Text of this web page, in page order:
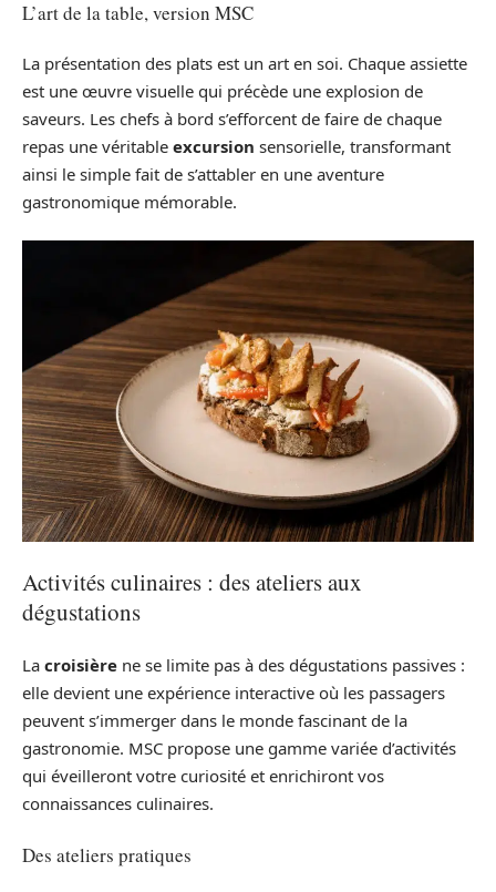
L’art de la table, version MSC
La présentation des plats est un art en soi. Chaque assiette
est une œuvre visuelle qui précède une explosion de
saveurs. Les chefs à bord s’efforcent de faire de chaque
repas une véritable excursion sensorielle, transformant
ainsi le simple fait de s’attabler en une aventure
gastronomique mémorable.
Activités culinaires : des ateliers aux
dégustations
La croisière ne se limite pas à des dégustations passives :
elle devient une expérience interactive où les passagers
peuvent s’immerger dans le monde fascinant de la
gastronomie. MSC propose une gamme variée d’activités
qui éveilleront votre curiosité et enrichiront vos
connaissances culinaires.
Des ateliers pratiques